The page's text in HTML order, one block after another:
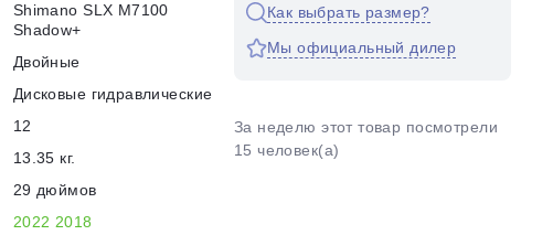
Shimano SLX M7100
Shadow+
Двойные
Дисковые гидравлические
12
13.35 кг.
29 дюймов
2022 2018
Как выбрать размер?
Мы официальный дилер
За неделю этот товар посмотрели
15 человек(а)